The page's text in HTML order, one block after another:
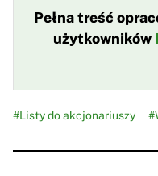
Pełna treść
użytkowników
#Listy do akcjonariuszy